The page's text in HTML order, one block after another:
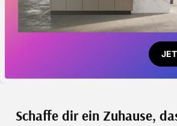
Schaffe dir ein Zuhause,